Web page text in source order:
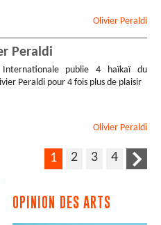
Olivier Peraldi
Peraldi
Internationale publie 4 haïkaï du
Peraldi pour 4 fois plus de plaisir
Olivier Peraldi
1 2 3 4
OPINION DES ARTS